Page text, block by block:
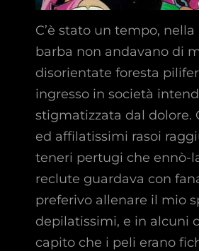
C’è stato un tempo,
barba non andavano di
disorientate foresta
ingresso in società
stigmatizzata dal dolore.
ed affilatissimi rasoi
teneri pertugi che ennò-
reclute guardava con
preferivo allenare il mio
depilatissimi, e in alcuni
capito che i peli erano